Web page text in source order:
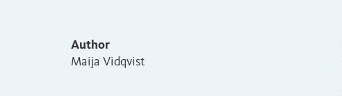
Author
Maija Vidqvist